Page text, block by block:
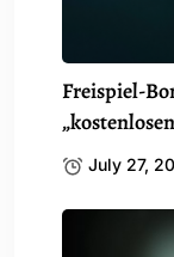
Freispiel-
July 27,